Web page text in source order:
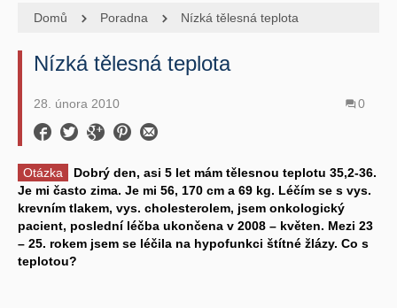
Domů Poradna Nízká tělesná teplota
Nízká tělesná teplota
28. února 2010 0
Otázka
Dobrý den, asi 5 let mám tělesnou teplotu 35,2-36.
Je mi často zima. Je mi 56, 170 cm a 69 kg. Léčím se s vys.
krevním tlakem, vys. cholesterolem, jsem onkologický
pacient, poslední léčba ukončena v 2008 – květen. Mezi 23
– 25. rokem jsem se léčila na hypofunkci štítné žlázy. Co s
teplotou?